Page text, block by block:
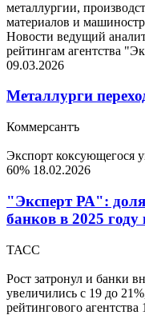
металлургии,
материалов и
Новости ведущий
рейтингам агентства
09.03.2026
Металлурги
Коммерсантъ
Экспорт коксующегося
60% 18.02.2026
"Эксперт РА":
банков в 2025
ТАСС
Рост затронул и банки
увеличились с 19 до
рейтингового агентства